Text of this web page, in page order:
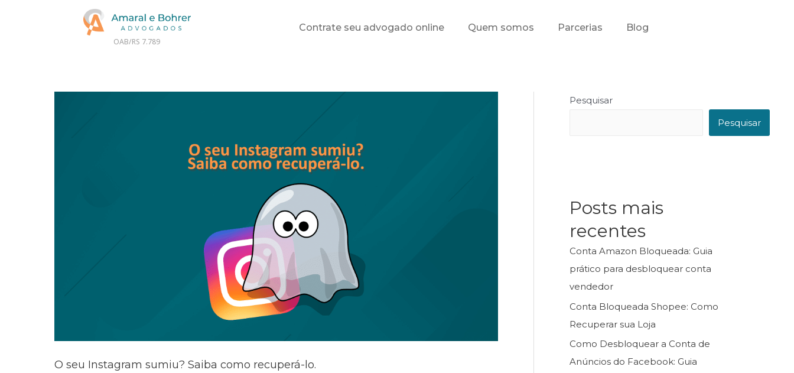
OAB/RS 7.789
Contrate seu advogado online Quem somos Parcerias Blog
O seu Instagram sumiu? Saiba como recuperá-lo.
Pesquisar
Pesquisar
Posts mais
recentes
Conta Amazon Bloqueada: Guia
prático para desbloquear conta
vendedor
Conta Bloqueada Shopee: Como
Recuperar sua Loja
Como Desbloquear a Conta de
Anúncios do Facebook: Guia